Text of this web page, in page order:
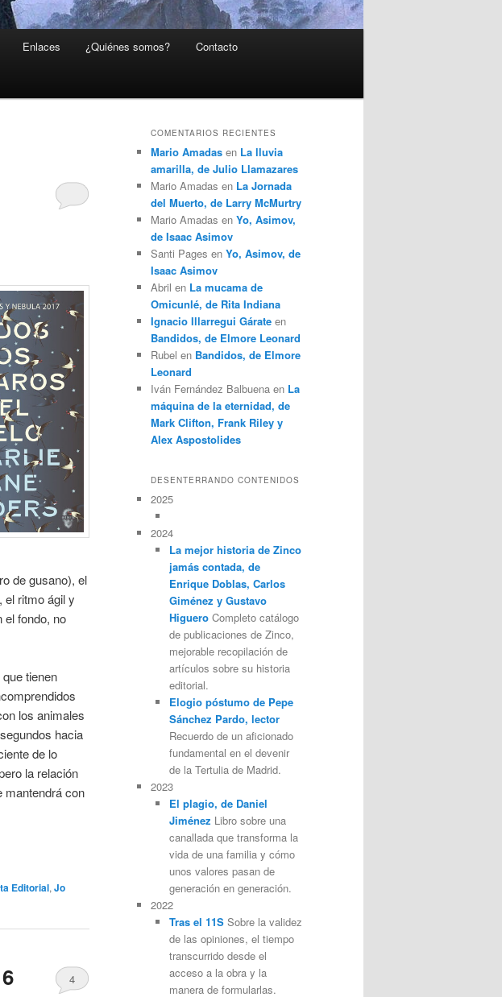
Enlaces ¿Quiénes somos? Contacto
de gusano), el
el ritmo ágil y
el fondo, no
tienen
los animales
hacia
de lo
la relación
mantendrá con
Editorial, Jo
4
COMENTARIOS RECIENTES
Mario Amadas en La lluvia
amarilla, de Julio Llamazares
Mario Amadas en La Jornada
del Muerto, de Larry McMurtry
Mario Amadas en Yo, Asimov,
de Isaac Asimov
Santi Pages en Yo, Asimov, de
Isaac Asimov
Abril en La mucama de
Omicunlé, de Rita Indiana
Ignacio Illarregui Gárate en
Bandidos, de Elmore Leonard
Rubel en Bandidos, de Elmore
Leonard
Iván Fernández Balbuena en La
máquina de la eternidad, de
Mark Clifton, Frank Riley y
Alex Aspostolides
DESENTERRANDO CONTENIDOS
2025
2024
La mejor historia de Zinco
jamás contada, de
Enrique Doblas, Carlos
Giménez y Gustavo
HigueroCompleto catálogo
de publicaciones de Zinco,
mejorable recopilación de
artículos sobre su historia
editorial.
Elogio póstumo de Pepe
Sánchez Pardo, lector
Recuerdo de un aficionado
fundamental en el devenir
de la Tertulia de Madrid.
2023
El plagio, de Daniel
Jiménez Libro sobre una
canallada que transforma la
vida de una familia y cómo
unos valores pasan de
generación en generación.
2022
Tras el 11SSobre la validez
de las opiniones, el tiempo
transcurrido desde el
acceso a la obra y la
manera de formularlas.